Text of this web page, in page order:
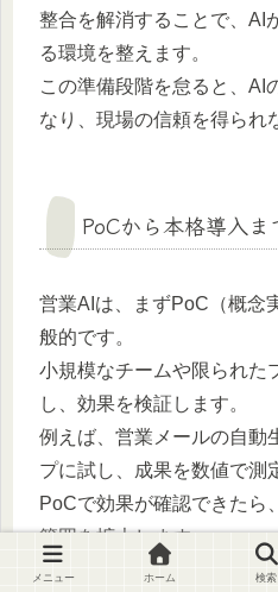
整合を解消することで、AI
る環境を整えます。
この準備段階を怠ると、AI
なり、現場の信頼を得られ
PoCから本格導入
営業AIは、まずPoC（概念
般的です。
小規模なチームや限られた
し、効果を検証します。
例えば、営業メールの自動
プに試し、成果を数値で測
PoCで効果が確認できたら
範囲を拡大します。
その際には、営業担当者へ
メニュー ホーム 検索